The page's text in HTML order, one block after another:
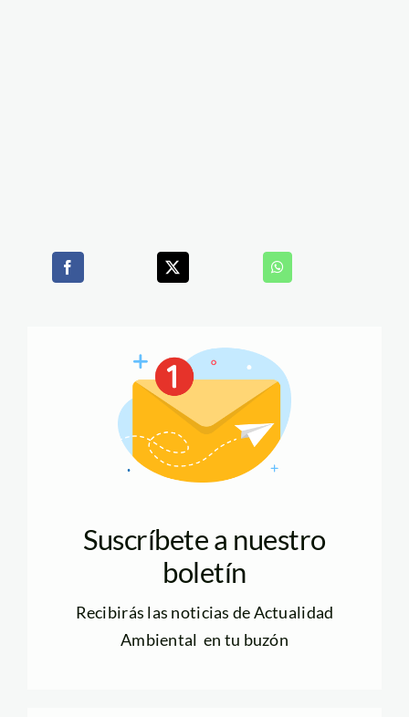
Suscríbete a nuestro
boletín
Recibirás las noticias de Actualidad
Ambiental en tu buzón